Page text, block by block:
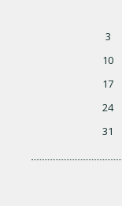
3
10
17
24
31